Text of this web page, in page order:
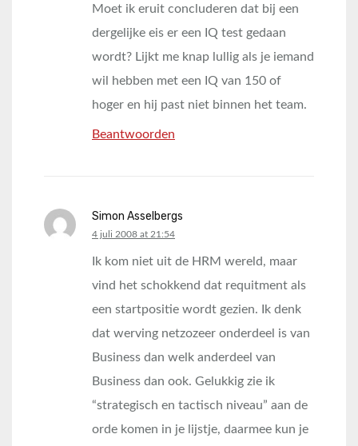
Moet ik eruit concluderen dat bij een
dergelijke eis er een IQ test gedaan
wordt? Lijkt me knap lullig als je iemand
wil hebben met een IQ van 150 of
hoger en hij past niet binnen het team.
Beantwoorden
Simon Asselbergs
says:
4 juli 2008 at 21:54
Ik kom niet uit de HRM wereld, maar
vind het schokkend dat requitment als
een startpositie wordt gezien. Ik denk
dat werving netzozeer onderdeel is van
Business dan welk anderdeel van
Business dan ook. Gelukkig zie ik
“strategisch en tactisch niveau” aan de
orde komen in je lijstje, daarmee kun je